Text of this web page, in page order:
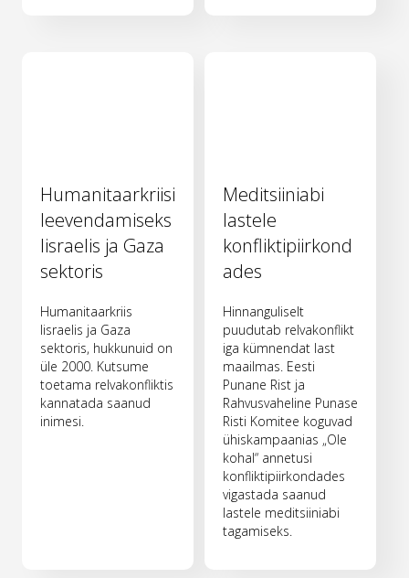
Humanitaarkriisi
leevendamiseks
Iisraelis ja Gaza
sektoris
Humanitaarkriis
Iisraelis ja Gaza
sektoris, hukkunuid on
üle 2000. Kutsume
toetama relvakonfliktis
kannatada saanud
inimesi.
Meditsiiniabi
lastele
konfliktipiirkond
ades
Hinnanguliselt
puudutab relvakonflikt
iga kümnendat last
maailmas. Eesti
Punane Rist ja
Rahvusvaheline Punase
Risti Komitee koguvad
ühiskampaanias „Ole
kohal“ annetusi
konfliktipiirkondades
vigastada saanud
lastele meditsiiniabi
tagamiseks.